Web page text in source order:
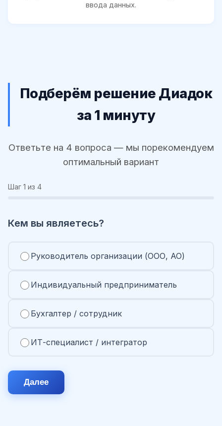
ввода данных.
Подберём решение Диадок
за 1 минуту
Ответьте на 4 вопроса — мы порекомендуем
оптимальный вариант
Шаг 1 из 4
Кем вы являетесь?
Руководитель организации (ООО, АО)
Индивидуальный предприниматель
Бухгалтер / сотрудник
ИТ-специалист / интегратор
Далее